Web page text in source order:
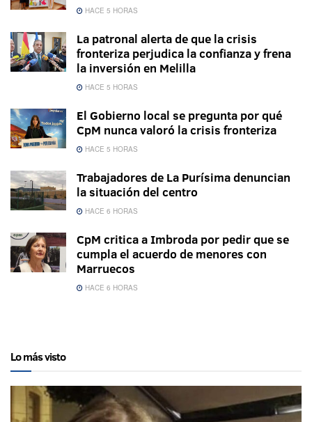
HACE 5 HORAS
La patronal alerta de que la crisis
fronteriza perjudica la confianza y frena
la inversión en Melilla
HACE 5 HORAS
El Gobierno local se pregunta por qué
CpM nunca valoró la crisis fronteriza
HACE 5 HORAS
Trabajadores de La Purísima denuncian
la situación del centro
HACE 6 HORAS
CpM critica a Imbroda por pedir que se
cumpla el acuerdo de menores con
Marruecos
HACE 6 HORAS
Lo más visto